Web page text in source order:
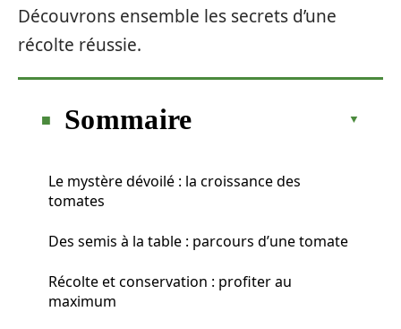
Découvrons ensemble les secrets d’une
récolte réussie.
Sommaire
Le mystère dévoilé : la croissance des
tomates
Des semis à la table : parcours d’une tomate
Récolte et conservation : profiter au
maximum